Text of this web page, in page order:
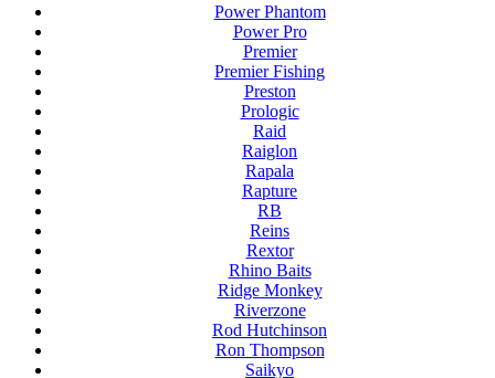
Power Phantom
Power Pro
Premier
Premier Fishing
Preston
Prologic
Raid
Raiglon
Rapala
Rapture
RB
Reins
Rextor
Rhino Baits
Ridge Monkey
Riverzone
Rod Hutchinson
Ron Thompson
Saikyo